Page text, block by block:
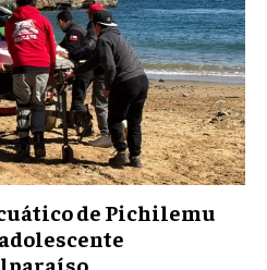
de Pichilemu